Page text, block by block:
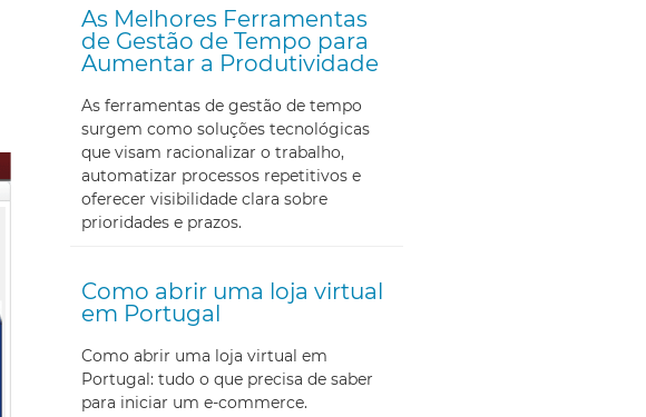
As Melhores Ferramentas
de Gestão de Tempo para
Aumentar a Produtividade
As ferramentas de gestão de tempo
surgem como soluções tecnológicas
que visam racionalizar o trabalho,
automatizar processos repetitivos e
oferecer visibilidade clara sobre
prioridades e prazos.
Como abrir uma loja virtual
em Portugal
Como abrir uma loja virtual em
Portugal: tudo o que precisa de saber
para iniciar um e-commerce.